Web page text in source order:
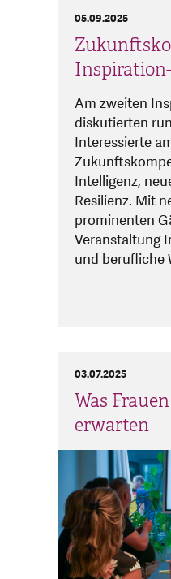
05.09.2025
Am zweiten
diskutierten
Interessierte
Intelligenz,
Resilienz. Mit
prominenten
Veranstaltung
und berufliche
Was
erwarten
03.07.2025